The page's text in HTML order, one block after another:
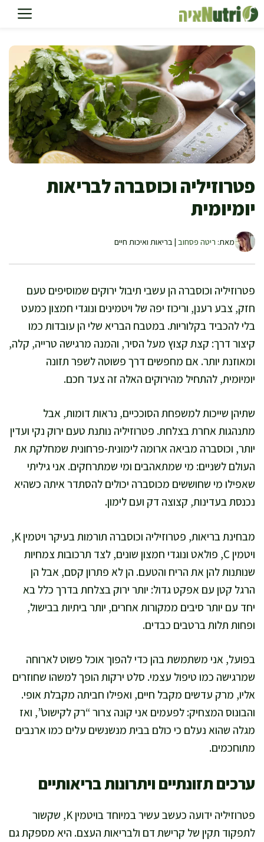
לדלג
לתוכן
פטרוזיליה וכוסברה לבריאות
יומיומית
מאת: ריטה פסחוב | בריאות ואיכות חיים
פטרוזיליה וכוסברה הן עשבי תיבול ירוקים שמוסיפים טעם
חזק, צבע רענן, וריכוז יפה של ויטמינים ונוגדי חמצון כמעט
בלי להכביד בקלוריות. במטבח הבריא שלי הן עובדות כמו
קיצור דרך: קצת קצוץ מעל הסיר, והמנה מרגישה טרייה, קלה,
ומאוזנת יותר. אם מחפשים דרך פשוטה לשפר תזונה
יומיומית, להתחיל מהירוקים האלה זה צעד חכם.
שתיהן שייכות למשפחת הסוככיים, נראות דומות, אבל
מתנהגות אחרת בצלחת. פטרוזיליה נותנת טעם ירוק נקי ועדין
יותר, וכוסברה מביאה ארומה לימונית-פרחונית שמחלקת את
העולם לשניים: מי שמתאהבים ומי שמתרחקים. אני גיליתי
שאפילו מי שחוששים מכוסברה יכולים להסתדר איתה כשהיא
נכנסת בעדינות, קצוצה דק ועם לימון.
מבחינת בריאות, פטרוזיליה וכוסברה תורמות בעיקר ויטמין K,
ויטמין C, פולאט ונוגדי חמצון שונים, לצד תרכובות צמחיות
שנותנות להן את הריח והטעם. הן לא פתרון קסם, אבל הן
הרגל קטן עם אפקט גדול: יותר ירוק בצלחת בדרך כלל בא
יחד עם יותר סיבים ממקורות אחרים, יותר ביתיות בבישול,
ופחות תלות ברטבים כבדים.
בפועל, אני משתמשת בהן כדי להפוך אוכל פשוט לארוחה
שמרגישה כמו טיפול עצמי. סלט ירקות הופך למשהו שחוזרים
אליו, מרק עדשים מקבל חיים, ואפילו חביתה מקבלת אופי.
והבונוס המצחיק: לפעמים אני קונה צרור “רק לקישוט”, ואז
מגלה שהוא נעלם כי כולם בבית מנשנשים עלים כמו ארנבים
מתוחכמים.
ערכים תזונתיים ויתרונות בריאותיים
פטרוזיליה ידועה כעשב עשיר במיוחד בויטמין K, שקשור
לתפקוד תקין של קרישת דם ולבריאות העצם. היא מספקת גם